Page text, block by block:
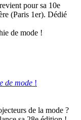
pour sa 10e
(Paris 1er). Dédié
de mode !
de la mode ?